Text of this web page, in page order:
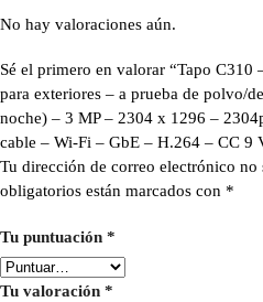
No hay valoraciones aún.
Sé el primero en valorar “Tapo C310
para exteriores – a prueba de polvo/
noche) – 3 MP – 2304 x 1296 –
cable – Wi-Fi – GbE – H.264 – CC 9
Tu dirección de correo electrónico no
obligatorios están marcados con *
Tu puntuación *
Tu valoración *